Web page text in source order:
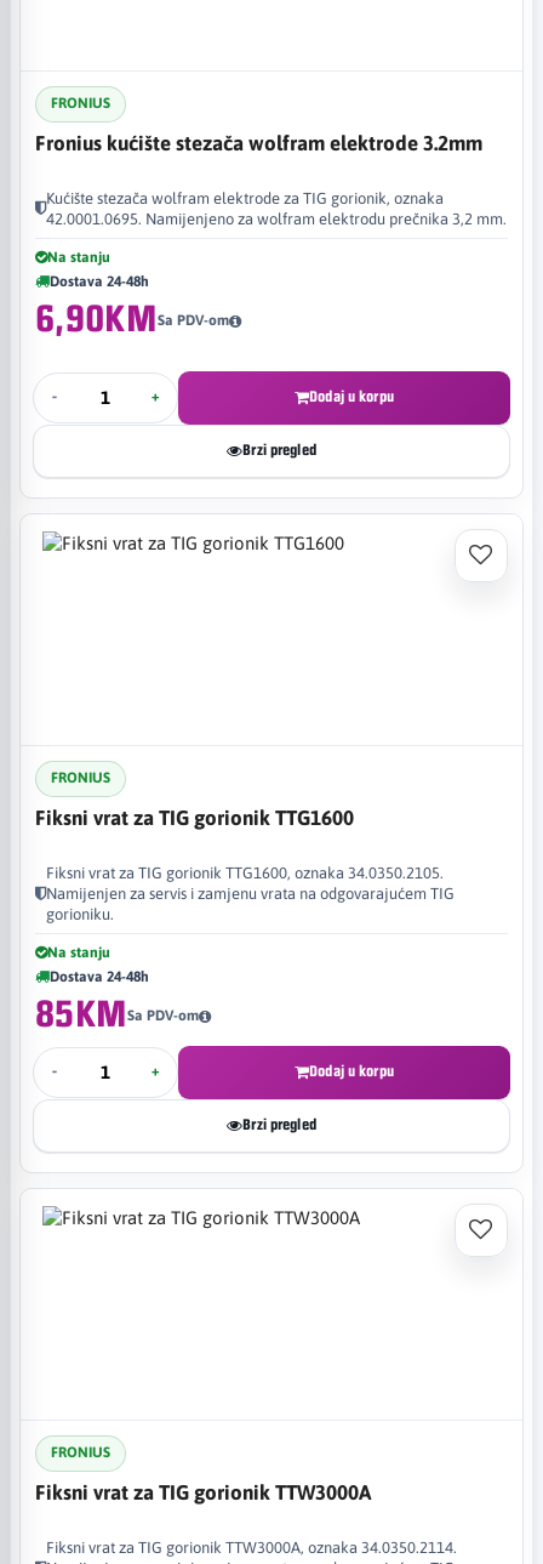
FRONIUS
Fronius kućište stezača wolfram elektrode 3.2mm
Kućište stezača wolfram elektrode za TIG gorionik, oznaka
42.0001.0695. Namijenjeno za wolfram elektrodu prečnika 3,2 mm.
Na stanju
Dostava 24-48h
6,90KMSa PDV-om
- + Dodaj u korpu
Brzi pregled
FRONIUS
Fiksni vrat za TIG gorionik TTG1600
Fiksni vrat za TIG gorionik TTG1600, oznaka 34.0350.2105.
Namijenjen za servis i zamjenu vrata na odgovarajućem TIG
gorioniku.
Na stanju
Dostava 24-48h
85KMSa PDV-om
- + Dodaj u korpu
Brzi pregled
FRONIUS
Fiksni vrat za TIG gorionik TTW3000A
Fiksni vrat za TIG gorionik TTW3000A, oznaka 34.0350.2114.